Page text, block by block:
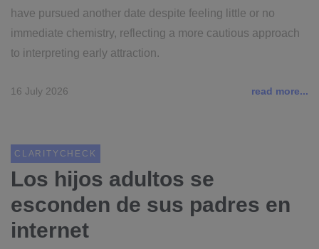
have pursued another date despite feeling little or no
immediate chemistry, reflecting a more cautious approach
to interpreting early attraction.
16 July 2026 read more...
CLARITYCHECK
Los hijos adultos se
esconden de sus padres en
internet